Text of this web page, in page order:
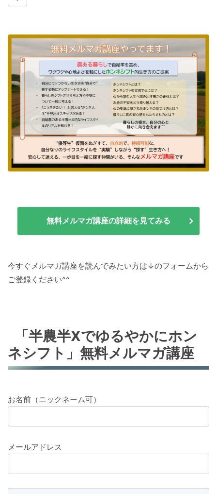
無料メルマガ講座の詳細を見てみる
今すぐメルマガ講座を読んでみたい方は↓のフォームから
ご登録ください^^
「半農半Xでゆるやかにホン
ネシフト」無料メルマガ講座
お名前（ニックネーム可）
メールアドレス